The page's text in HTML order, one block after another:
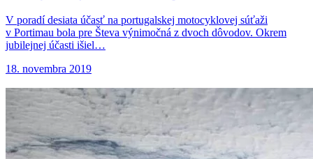
V poradí desiata účasť na portugalskej motocyklovej súťaži
v Portimau bola pre Števa výnimočná z dvoch dôvodov. Okrem
jubilejnej účasti išiel…
18. novembra 2019